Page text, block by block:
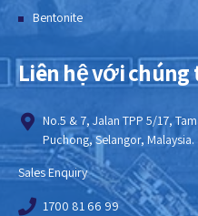
Bentonite
Liên hệ với chúng
No.5 & 7, Jalan TPP 5/17,
Puchong, Selangor, Malaysia.
Sales Enquiry
1700 81 66 99